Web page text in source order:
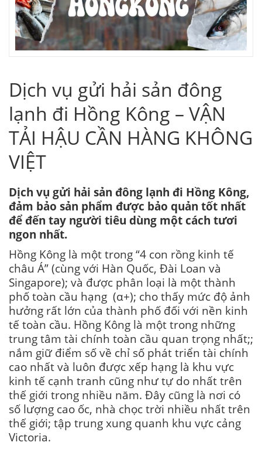
Dịch vụ gửi hải sản đông
lạnh đi Hồng Kông – VẬN
TẢI HẬU CẦN HÀNG KHÔNG
VIỆT
Dịch vụ gửi hải sản đông lạnh đi Hồng Kông,
đảm bảo sản phẩm được bảo quản tốt nhất
để đến tay người tiêu dùng một cách tươi
ngon nhất.
Hồng Kông là một trong “4 con rồng kinh tế
châu Á” (cùng với Hàn Quốc, Đài Loan và
Singapore); và được phân loại là một thành
phố toàn cầu hạng (α+); cho thấy mức độ ảnh
hưởng rất lớn của thành phố đối với nền kinh
tế toàn cầu. Hồng Kông là một trong những
trung tâm tài chính toàn cầu quan trọng nhất;;
nắm giữ điểm số về chỉ số phát triển tài chính
cao nhất và luôn được xếp hạng là khu vực
kinh tế cạnh tranh cũng như tự do nhất trên
thế giới trong nhiều năm. Đây cũng là nơi có
số lượng cao ốc, nhà chọc trời nhiều nhất trên
thế giới; tập trung xung quanh khu vực cảng
Victoria.